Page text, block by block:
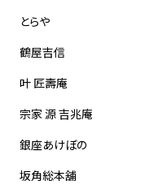
とらや
鶴屋吉信
叶 匠壽庵
宗家 源 吉兆庵
銀座あけぼの
坂角総本舖